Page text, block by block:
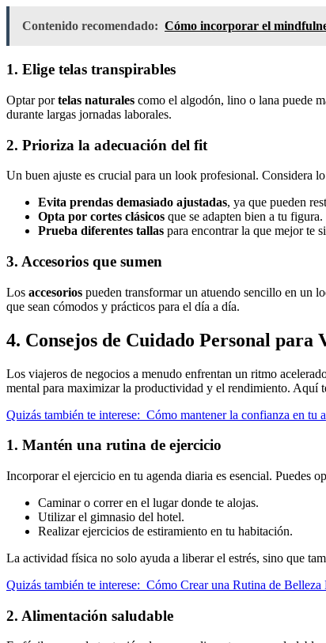
Contenido recomendado: Cómo incorporar el
1. Elige telas transpirables
Optar portelas naturales como el algodón, lino o lana puede
durante largas jornadas laborales.
2. Prioriza la adecuación del fit
Un buen ajuste es crucial para un look profesional. Considera
Evita prendas demasiado ajustadas, ya que pueden
Opta por cortes clásicos que se adapten bien a tu figura.
Prueba diferentes tallas para encontrar la que mejor te
3. Accesorios que sumen
Los accesorios pueden transformar un atuendo sencillo en un
que sean cómodos y prácticos para el día a día.
4. Consejos de Cuidado Personal para
Los viajeros de negocios a menudo enfrentan un ritmo
mental para maximizar la productividad y el rendimiento. Aquí
Quizás también te interese: Cómo mantener la confianza en tu
1. Mantén una rutina de ejercicio
Incorporar el ejercicio en tu agenda diaria es esencial. Puedes
Caminar o correr en el lugar donde te alojas.
Utilizar el gimnasio del hotel.
Realizar ejercicios de estiramiento en tu habitación.
La actividad física no solo ayuda a liberar el estrés, sino que
Quizás también te interese: Cómo Crear una Rutina de Belleza
2. Alimentación saludable